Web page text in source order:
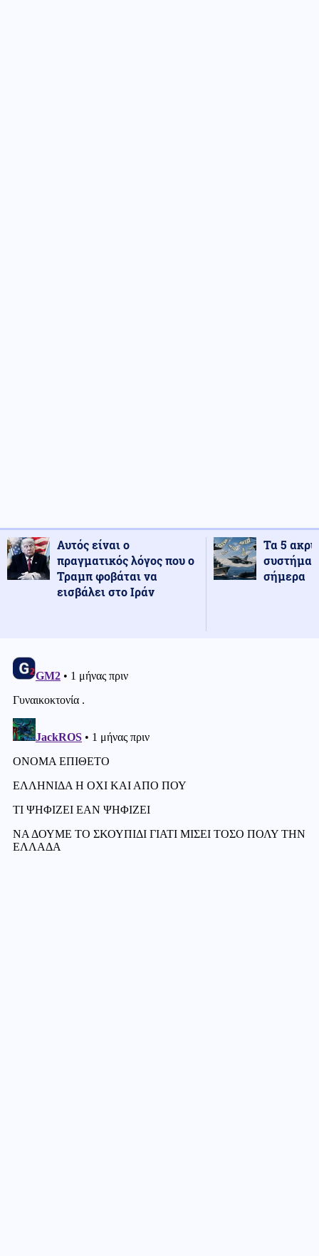
Αυτός είναι ο
πραγματικός λόγος που ο
Τραμπ φοβάται να
εισβάλει στο Ιράν
Τα 5
σήμερα